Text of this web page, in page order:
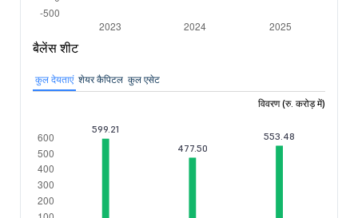
बैलेंस शीट
कुल देयताएं शेयर कैपिटल कुल एसेट
विवरण (रु. करोड़ में)